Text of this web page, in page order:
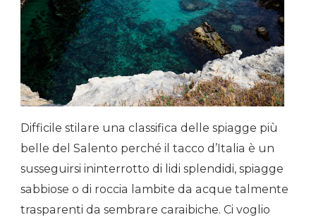
Difficile stilare una classifica delle spiagge più
belle del Salento perché il tacco d’Italia è un
susseguirsi ininterrotto di lidi splendidi, spiagge
sabbiose o di roccia lambite da acque talmente
trasparenti da sembrare caraibiche. Ci voglio